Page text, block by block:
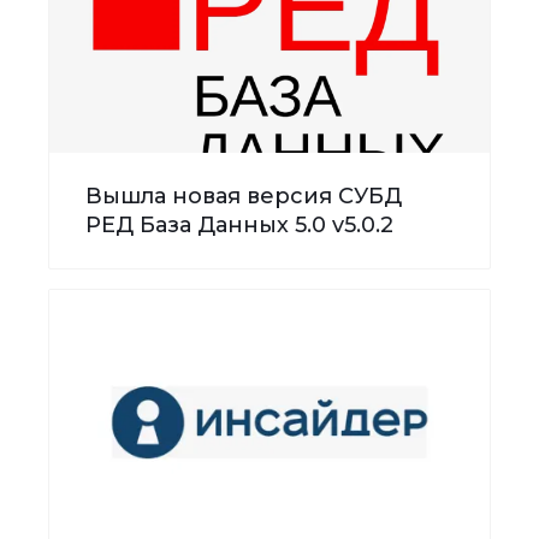
Вышла новая версия СУБД
РЕД База Данных 5.0 v5.0.2